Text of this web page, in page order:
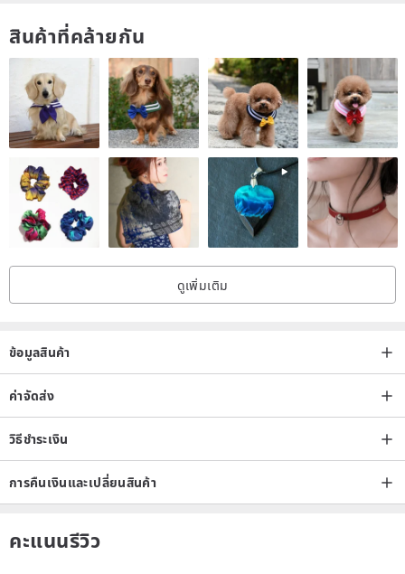
สินค้าที่คล้ายกัน
ดูเพิ่มเติม
ข้อมูลสินค้า
ค่าจัดส่ง
วิธีชำระเงิน
การคืนเงินและเปลี่ยนสินค้า
คะแนนรีวิว